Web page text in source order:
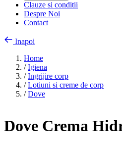
Clauze si conditii
Despre Noi
Contact
Inapoi
Home
/ Igiena
/ Ingrijire corp
/ Lotiuni si creme de corp
/ Dove
Dove Crema